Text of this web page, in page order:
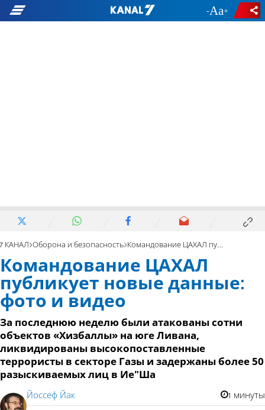
- +
7 КАНАЛ Оборона и безопасность Командование ЦАХАЛ публикует новые данные: фото и видео
Командование ЦАХАЛ
публикует новые данные:
фото и видео
За последнюю неделю были атакованы сотни
объектов «Хизбаллы» на юге Ливана,
ликвидированы высокопоставленные
террористы в секторе Газы и задержаны более 50
разыскиваемых лиц в Ие"Ша
Йоссеф Йак 1 минуты